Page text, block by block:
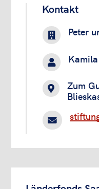
Kontakt
 Peter


Zum
